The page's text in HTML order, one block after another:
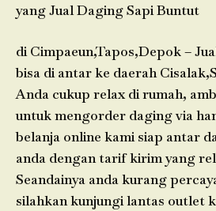
yang Jual Daging Sapi Buntut
di Cimpaeun,Tapos,Depok –
bisa di antar ke daerah
Anda cukup relax di rumah,
untuk mengorder daging via
belanja online kami siap antar
anda dengan tarif kirim yang
Seandainya anda kurang
silahkan kunjungi lantas outlet